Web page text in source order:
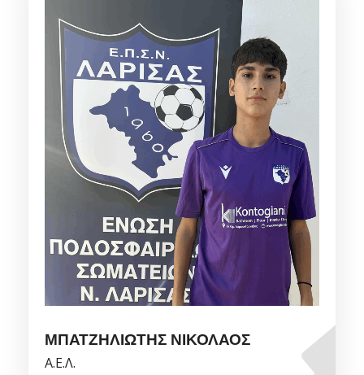
ΜΠΑΤΖΗΛΙΩΤΗΣ ΝΙΚΟΛΑΟΣ
Α.Ε.Λ.